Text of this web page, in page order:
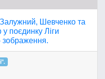
Шевченко та
поєдинку Ліги
зображення.